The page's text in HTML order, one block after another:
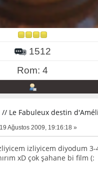
1512
Rom: 4
// Le Fabuleux destin
19 Ağustos 2009, 19:16:18 »
izliyicem diyodum 3-
xD çok şahane bi film (: